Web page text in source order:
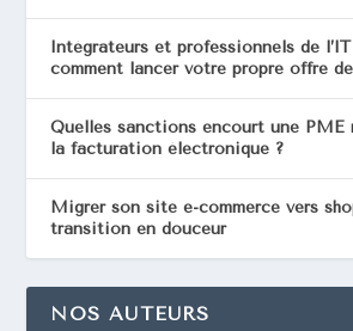
Intégrateurs et professionnels de
comment lancer votre propre offre
Quelles sanctions encourt une PME
la facturation électronique ?
Migrer son site e-commerce vers
transition en douceur
NOS AUTEURS